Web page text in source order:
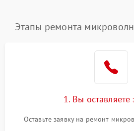
2200 ₽
Не работают сенсорные
Этапы ремонта
1. Вы оставляете
Оставьте заявку на ремонт